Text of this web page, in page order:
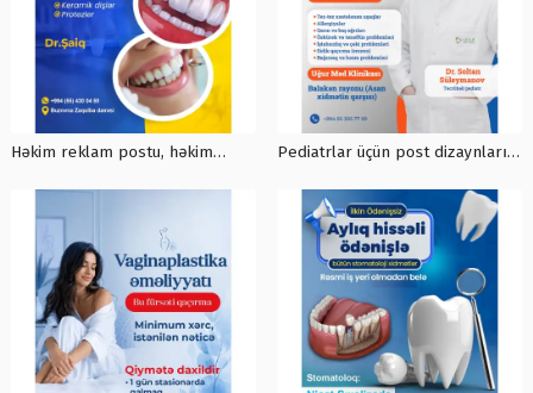
Həkim reklam postu, həkim
reklam postu
Pediatrlar üçün post dizaynları,
qiymətləri, həkim postları,
maraqlı post dizaynları